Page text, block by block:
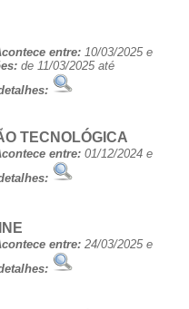
entre: 10/03/2025 e
de 11/03/2025 até
TECNOLÓGICA
entre: 01/12/2024 e
entre: 24/03/2025 e